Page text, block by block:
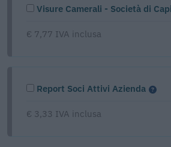
Visure Camerali - Società di
€ 7,77 IVA inclusa
Report Soci Attivi Azienda
€ 3,33 IVA inclusa